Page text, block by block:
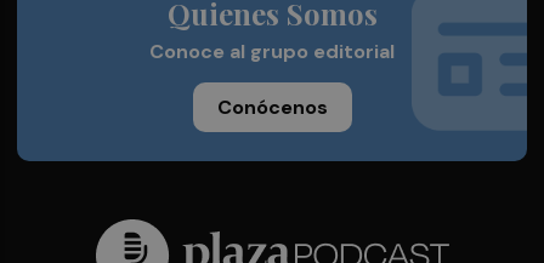
Quienes Somos
Conoce al grupo editorial
Conócenos